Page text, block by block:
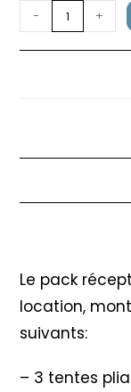
quantité
de
Pack
- +
Le pack
location,
suivants:
– 3 tentes